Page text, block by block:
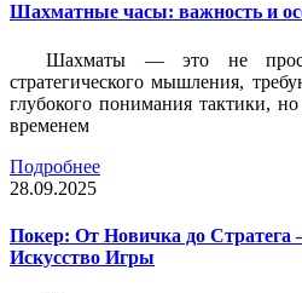
Шахматные часы: важность и
Шахматы — это не
стратегического мышления,
глубокого понимания тактики,
временем
Подробнее
28.09.2025
Покер: От Новичка до Стратега
Искусство Игры